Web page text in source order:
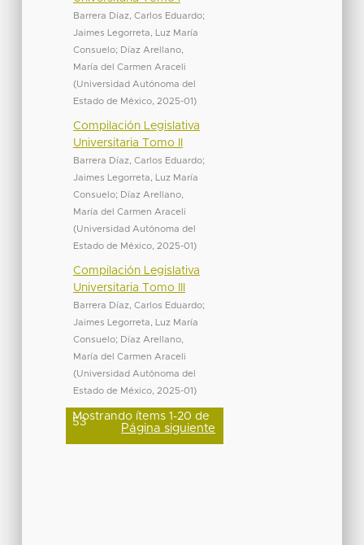
Barrera Díaz, Carlos Eduardo;
Jaimes Legorreta, Luz María
Consuelo; Díaz Arellano,
María del Carmen Araceli
(Universidad Autónoma del
Estado de México, 2025-01)
Compilación Legislativa
Universitaria Tomo II
Barrera Díaz, Carlos Eduardo;
Jaimes Legorreta, Luz María
Consuelo; Díaz Arellano,
María del Carmen Araceli
(Universidad Autónoma del
Estado de México, 2025-01)
Compilación Legislativa
Universitaria Tomo III
Barrera Díaz, Carlos Eduardo;
Jaimes Legorreta, Luz María
Consuelo; Díaz Arellano,
María del Carmen Araceli
(Universidad Autónoma del
Estado de México, 2025-01)
Mostrando ítems 1-20 de
53 Página siguiente